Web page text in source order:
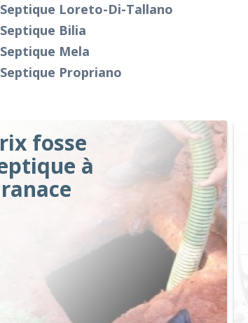
Septique Loreto-Di-Tallano
Bilia
Mela
Propriano
fosse
à